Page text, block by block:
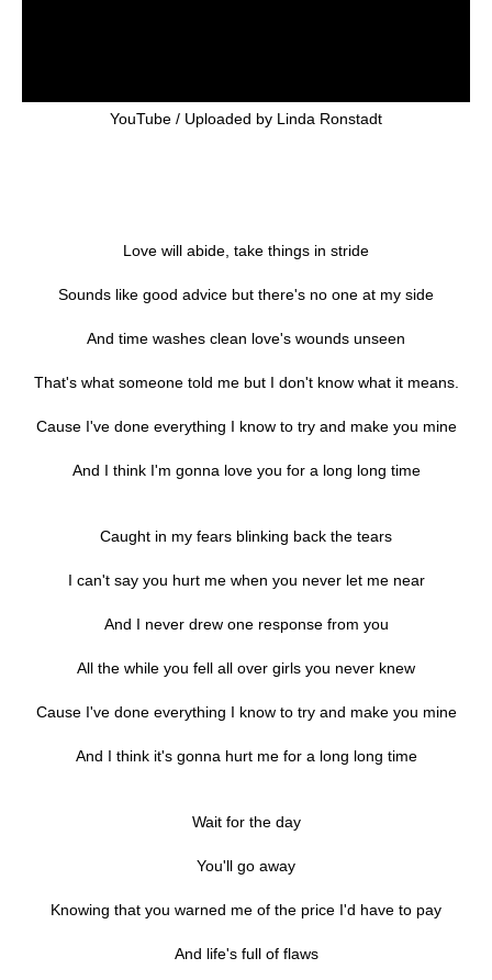
YouTube / Uploaded by Linda Ronstadt
Love will abide, take things in stride
Sounds like good advice but there's no one at my side
And time washes clean love's wounds unseen
That's what someone told me but I don't know what it means.
Cause I've done everything I know to try and make you mine
And I think I'm gonna love you for a long long time
Caught in my fears blinking back the tears
I can't say you hurt me when you never let me near
And I never drew one response from you
All the while you fell all over girls you never knew
Cause I've done everything I know to try and make you mine
And I think it's gonna hurt me for a long long time
Wait for the day
You'll go away
Knowing that you warned me of the price I'd have to pay
And life's full of flaws